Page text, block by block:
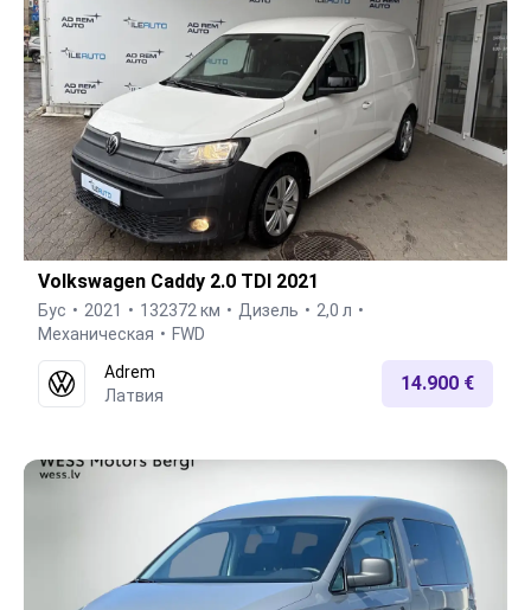
Volkswagen Caddy 2.0 TDI 2021
Бус 2021 132372 км Дизель
2,0 л
Механическая
FWD
Adrem
Латвия
14.900 €